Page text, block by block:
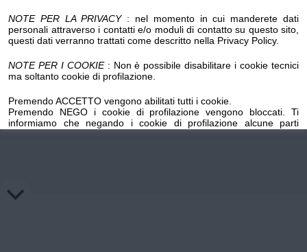
NOTE PER LA PRIVACY: nel momento in cui manderete dati
personali attraverso i contatti e/o moduli di contatto su questo sito,
questi dati verranno trattati come descritto nella Privacy Policy.
NOTE PER I COOKIE: Non è possibile disabilitare i cookie tecnici
ma soltanto cookie di profilazione.
Premendo ACCETTO vengono abilitati tutti i cookie.
Premendo NEGO i cookie di profilazione vengono bloccati. Ti
informiamo che negando i cookie di profilazione alcune parti
inseriti nella cookie policy.